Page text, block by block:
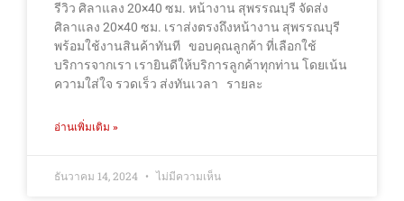
รีวิว ศิลาแลง 20×40 ซม. หน้างาน สุพรรณบุรี จัดส่ง
ศิลาแลง 20×40 ซม. เราส่งตรงถึงหน้างาน สุพรรณบุรี
พร้อมใช้งานสินค้าทันที ขอบคุณลูกค้า ที่เลือกใช้
บริการจากเรา เรายินดีให้บริการลูกค้าทุกท่าน โดยเน้น
ความใส่ใจ รวดเร็ว ส่งทันเวลา รายละ
อ่านเพิ่มเติม »
ธันวาคม 14, 2024 ไม่มีความเห็น